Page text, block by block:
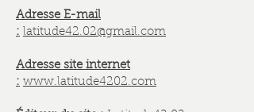
Adresse E-mail
: latitude42.02@gmail.com
Adresse site internet
: www.latitude4202.com